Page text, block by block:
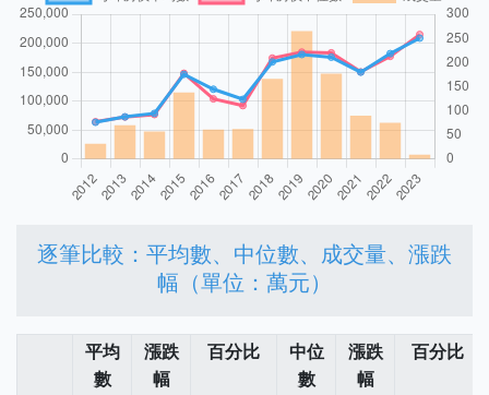
逐筆比較：平均數、中位數、成交量、漲跌
幅（單位：萬元）
平均
數
漲跌
幅
百分比
中位
數
漲跌
幅
百分比